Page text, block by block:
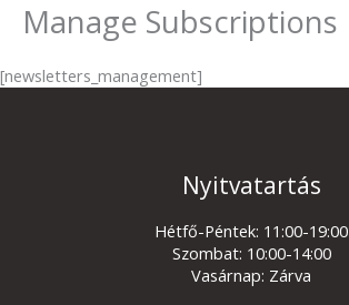
Manage Subscriptions
[newsletters_management]
Nyitvatartás
Hétfő-Péntek: 11:00-19:00
Szombat: 10:00-14:00
Vasárnap: Zárva